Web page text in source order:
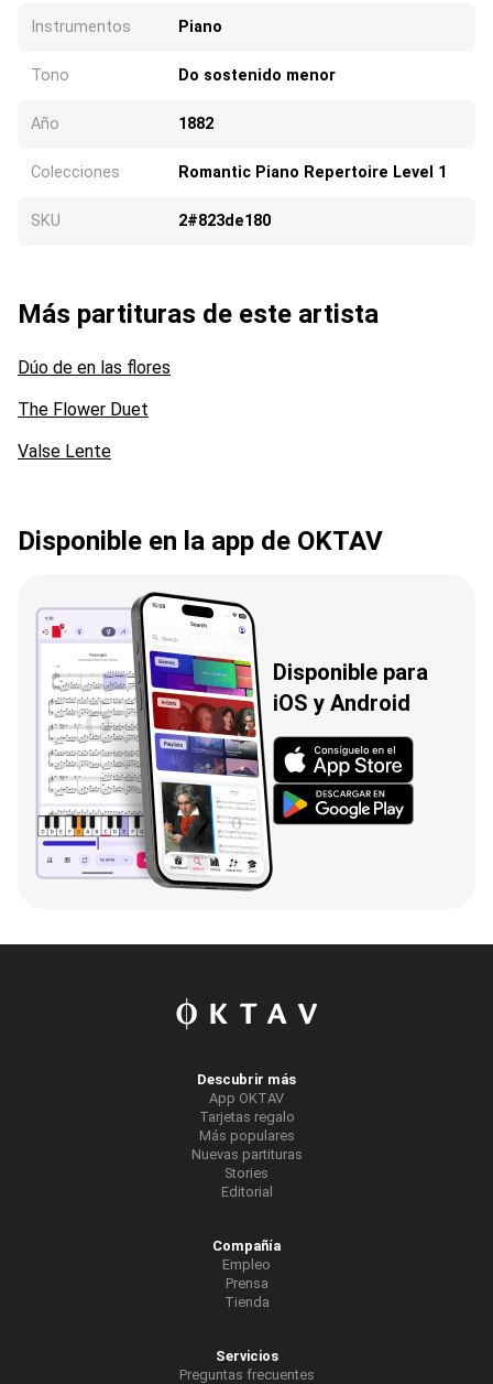
Instrumentos Piano
Tono Do sostenido menor
Año 1882
Colecciones Romantic Piano Repertoire Level 1
SKU 2#823de180
Más partituras de este artista
Dúo de en las flores
The Flower Duet
Valse Lente
Disponible en la app de OKTAV
Disponible para
iOS y Android
Descubrir más
App OKTAV
Tarjetas regalo
Más populares
Nuevas partituras
Stories
Editorial
Compañía
Empleo
Prensa
Tienda
Servicios
Preguntas frecuentes